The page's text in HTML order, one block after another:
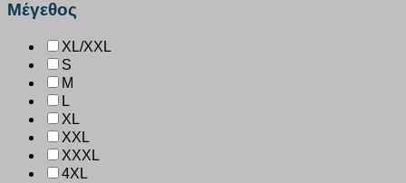
Μέγεθος
XL/XXL
S
M
L
XL
XXL
XXXL
4XL